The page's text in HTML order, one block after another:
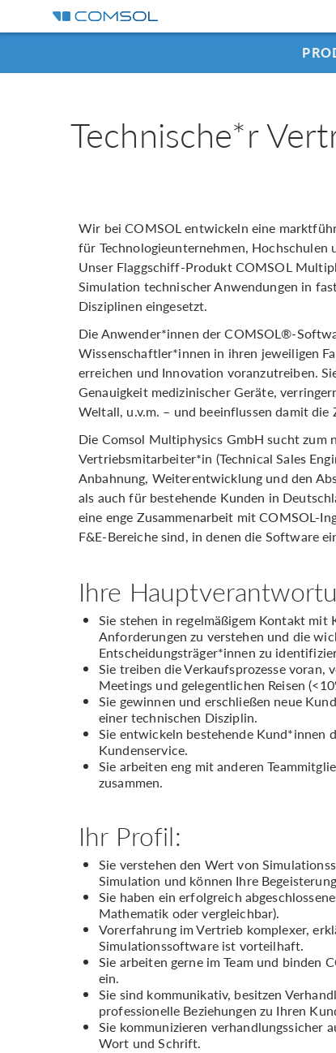
Technische*r
Wir bei COMSOL entwickeln eine
für Technologieunternehmen, Hochschulen
Unser Flaggschiff-Produkt COMSOL
Simulation technischer Anwendungen in
Disziplinen eingesetzt.
Die Anwender*innen der COMSOL®-
Wissenschaftler*innen in ihren jeweiligen
erreichen und Innovation voranzutreiben.
Genauigkeit medizinischer Geräte,
Weltall, u.v.m. – und beeinflussen damit
Die Comsol Multiphysics GmbH sucht zum
Vertriebsmitarbeiter*in (Technical Sales
Anbahnung, Weiterentwicklung und den
als auch für bestehende Kunden in
eine enge Zusammenarbeit mit COMSOL-
F&E-Bereiche sind, in denen die Software
Ihre
Sie stehen in regelmäßigem Kontakt
Anforderungen zu verstehen und die
Entscheidungsträger*innen zu
Sie treiben die Verkaufsprozesse voran,
Meetings und gelegentlichen Reisen
Sie gewinnen und erschließen neue
einer technischen Disziplin.
Sie entwickeln bestehende Kund*innen
Kundenservice.
Sie arbeiten eng mit anderen
zusammen.
Ihr Profil:
Sie verstehen den Wert von
Simulation und können Ihre
Sie haben ein erfolgreich
Mathematik oder vergleichbar).
Vorerfahrung im Vertrieb komplexer,
Simulationssoftware ist vorteilhaft.
Sie arbeiten gerne im Team und binden
ein.
Sie sind kommunikativ, besitzen
professionelle Beziehungen zu Ihren
Sie kommunizieren verhandlungssicher
Wort und Schrift.